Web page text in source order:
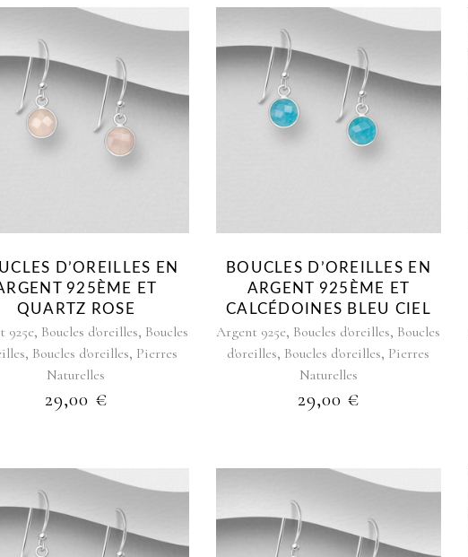
D’OREILLES EN
925ÈME ET
QUARTZ ROSE
925e, Boucles d'oreilles, Boucles
, Boucles d'oreilles, Pierres
Naturelles
29,00 €
BOUCLES D’OREILLES EN
ARGENT 925ÈME ET
CALCÉDOINES BLEU CIEL
Argent 925e, Boucles d'oreilles, Boucles
d'oreilles, Boucles d'oreilles, Pierres
Naturelles
29,00 €